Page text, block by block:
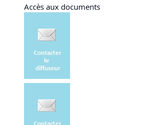
Accès aux documents